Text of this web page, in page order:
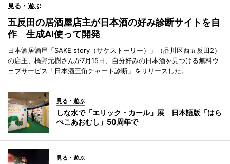
見る・遊ぶ
五反田の居酒屋店主が日本酒の好み診断サイトを自
作 生成AI使って開発
日本酒居酒屋「SAKE story（サケストーリー）」（品川区西五反田2）
の店主、橋野元樹さんが7月15日、自分好みの日本酒を見つける無料ウ
ェブサービス「日本酒三角チャート診断」をリリースした。
見る・遊ぶ
しな水で「エリック・カール」展 日本語版「はら
ぺこあおむし」50周年で
見る・遊ぶ